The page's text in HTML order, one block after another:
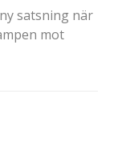
satsning när
mot